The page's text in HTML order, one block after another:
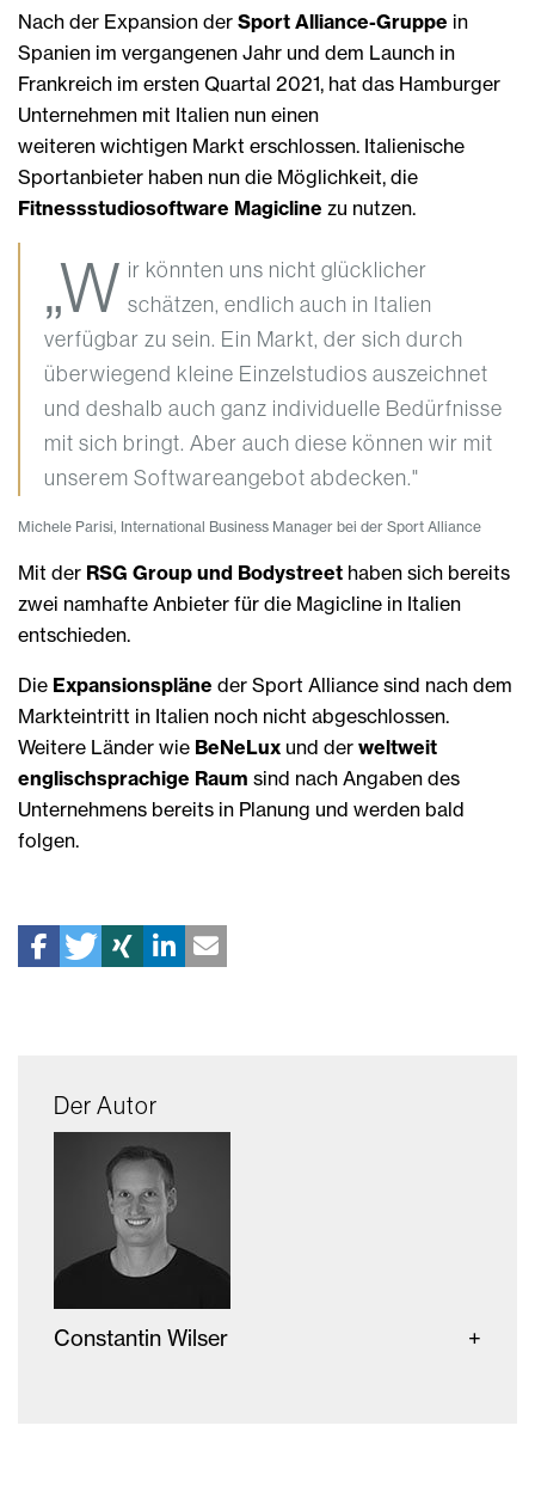
Nach der Expansion der Sport Alliance-Gruppe in
Spanien im vergangenen Jahr und dem Launch in
Frankreich im ersten Quartal 2021, hat das Hamburger
Unternehmen mit Italien nun einen
weiteren wichtigen Markt erschlossen. Italienische
Sportanbieter haben nun die Möglichkeit, die
Fitnessstudiosoftware Magicline zu nutzen.
„W ir könnten uns nicht glücklicher
schätzen, endlich auch in Italien
verfügbar zu sein. Ein Markt, der sich durch
überwiegend kleine Einzelstudios auszeichnet
und deshalb auch ganz individuelle Bedürfnisse
mit sich bringt. Aber auch diese können wir mit
unserem Softwareangebot abdecken."
Michele Parisi, International Business Manager bei der Sport Alliance
Mit der RSG Group und Bodystreet haben sich bereits
zwei namhafte Anbieter für die Magicline in Italien
entschieden.
Die Expansionspläne der Sport Alliance sind nach dem
Markteintritt in Italien noch nicht abgeschlossen.
Weitere Länder wie BeNeLux und der weltweit
englischsprachige Raum sind nach Angaben des
Unternehmens bereits in Planung und werden bald
folgen.
Der Autor
Constantin Wilser